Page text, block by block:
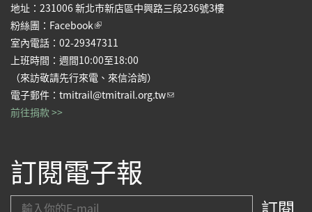
地址：231006 新北市新店區中興路三段236號3樓
粉絲團： Facebook(link is external)
室內電話：02-29347311
上班時間：週間10:00至18:00
（來訪敬請先行來電、來信洽詢）
電子郵件： tmitrail@tmitrail.org.tw(link sends e-mail)
前往捐款 >>
訂閱電子報